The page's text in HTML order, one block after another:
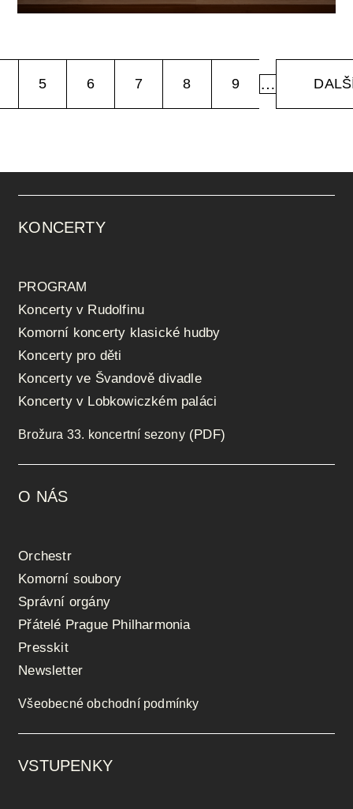
Pagination
PAGE
5 PAGE
6 PAGE
7 PAGE
8 PAGE
9 …
KONCERTY
PROGRAM
Koncerty v Rudolfinu
Komorní koncerty klasické hudby
Koncerty pro děti
Koncerty ve Švandově divadle
Koncerty v Lobkowiczkém paláci
Brožura 33. koncertní sezony(PDF)
O NÁS
Orchestr
Komorní soubory
Správní orgány
Přátelé Prague Philharmonia
Presskit
Newsletter
Všeobecné obchodní podmínky
VSTUPENKY